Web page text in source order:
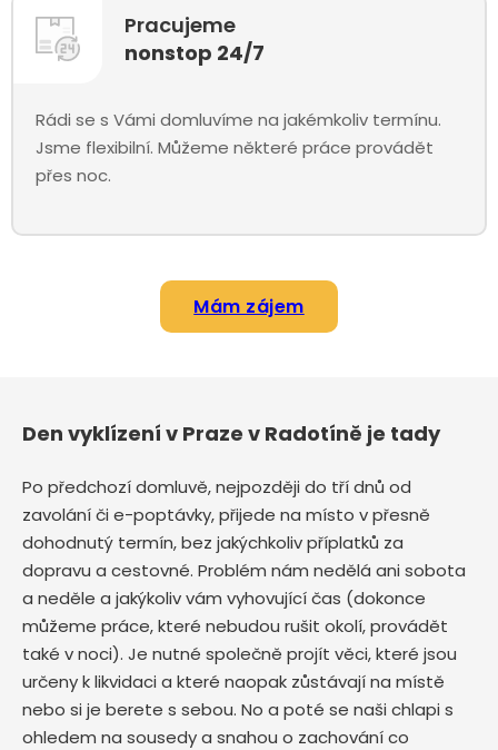
Pracujeme
nonstop 24/7
Rádi se s Vámi domluvíme na jakémkoliv termínu.
Jsme flexibilní. Můžeme některé práce provádět
přes noc.
Mám zájem
Den vyklízení v Praze v Radotíně je tady
Po předchozí domluvě, nejpozději do tří dnů od
zavolání či e-poptávky, přijede na místo v přesně
dohodnutý termín, bez jakýchkoliv příplatků za
dopravu a cestovné. Problém nám nedělá ani sobota
a neděle a jakýkoliv vám vyhovující čas (dokonce
můžeme práce, které nebudou rušit okolí, provádět
také v noci). Je nutné společně projít věci, které jsou
určeny k likvidaci a které naopak zůstávají na místě
nebo si je berete s sebou. No a poté se naši chlapi s
ohledem na sousedy a snahou o zachování co